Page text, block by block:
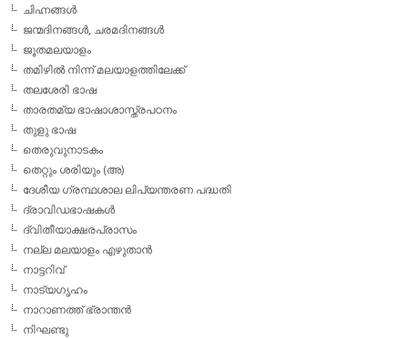
ചിഹ്നങ്ങള്‍
ജന്മദിനങ്ങള്‍, ചരമദിനങ്ങള്‍
ജൂതമലയാളം
തമിഴില്‍ നിന്ന് മലയാളത്തിലേക്ക്
തലശേരി ഭാഷ
താരതമ്യ ഭാഷാശാസ്ത്രപഠനം
തുളു ഭാഷ
തെരുവുനാടകം
തെറ്റും ശരിയും (അ)
ദേശീയ ഗ്രന്ഥശാല ലിപ്യന്തരണ പദ്ധതി
ദ്രാവിഡഭാഷകള്‍
ദ്വിതീയാക്ഷരപ്രാസം
നല്ല മലയാളം എഴുതാന്‍
നാട്ടറിവ്
നാട്യഗൃഹം
നാറാണത്ത് ഭ്രാന്തന്‍
നിഘണ്ടു